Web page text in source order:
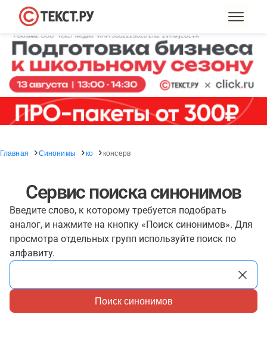
Главная Синонимы ко консерв
Сервис поиска синонимов
Введите слово, к которому требуется подобрать
аналог, и нажмите на кнопку «Поиск синонимов». Для
просмотра отдельных групп используйте поиск по
алфавиту.
Поиск синонимов